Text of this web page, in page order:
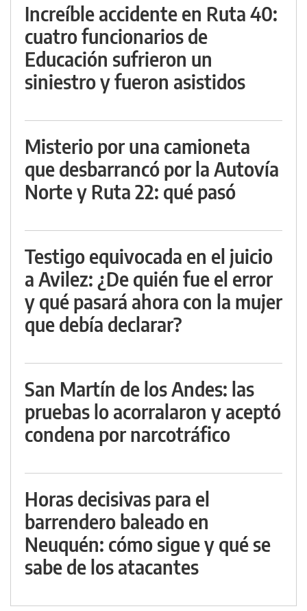
Increíble accidente en Ruta 40:
cuatro funcionarios de
Educación sufrieron un
siniestro y fueron asistidos
Misterio por una camioneta
que desbarrancó por la Autovía
Norte y Ruta 22: qué pasó
Testigo equivocada en el juicio
a Avilez: ¿De quién fue el error
y qué pasará ahora con la mujer
que debía declarar?
San Martín de los Andes: las
pruebas lo acorralaron y aceptó
condena por narcotráfico
Horas decisivas para el
barrendero baleado en
Neuquén: cómo sigue y qué se
sabe de los atacantes